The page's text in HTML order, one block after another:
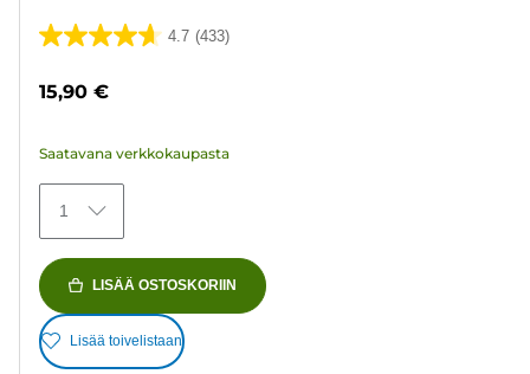
4.7 (433)
4.7/5
433
15,90 €
Saatavana verkkokaupasta
1
LISÄÄ OSTOSKORIIN
Lisää toivelistaan